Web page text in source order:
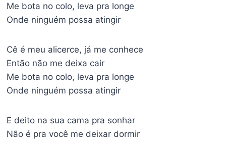
Me bota no colo, leva pra longe
Onde ninguém possa atingir
Cê é meu alicerce, já me conhece
Então não me deixa cair
Me bota no colo, leva pra longe
Onde ninguém possa atingir
E deito na sua cama pra sonhar
Não é pra você me deixar dormir